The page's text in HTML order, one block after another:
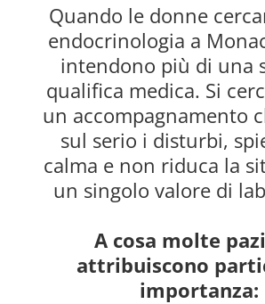
Quando le donne
endocrinologia a
intendono più di una
qualifica medica. Si
un accompagnamento
sul serio i disturbi,
calma e non riduca la
un singolo valore di
A cosa molte
attribuiscono
importanza: